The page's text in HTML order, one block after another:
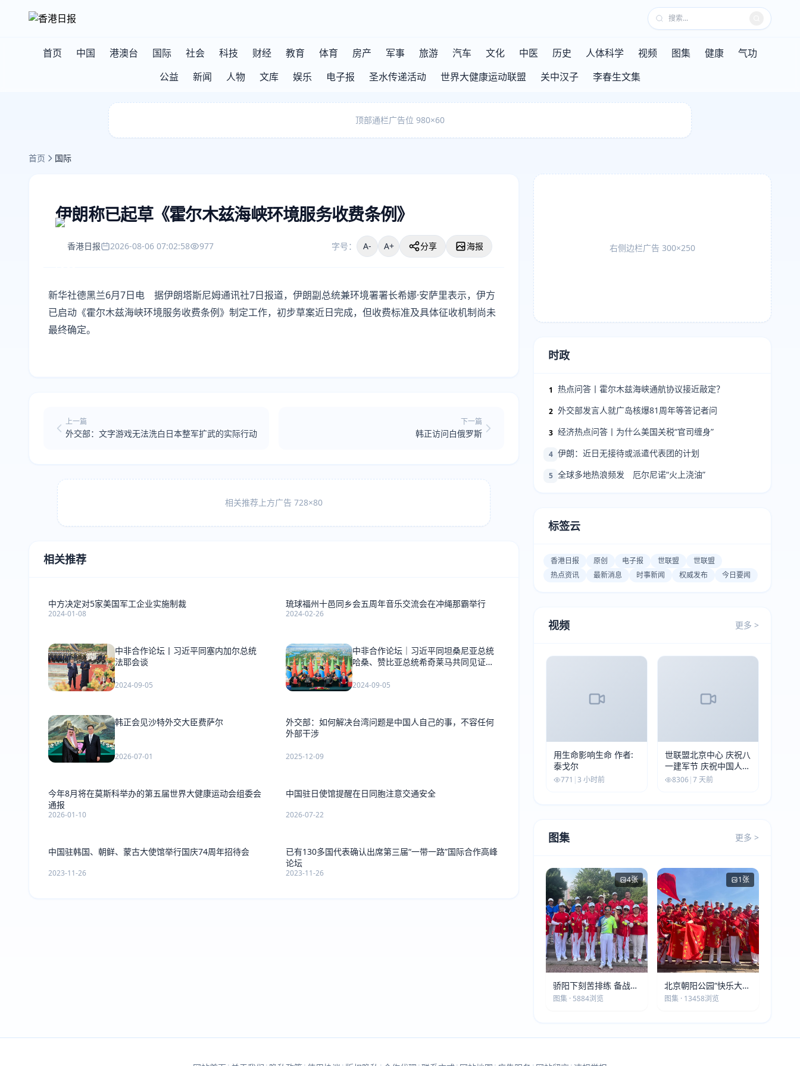
首页 中国 港澳台 国际 社会 科技 财经 教育 体育 房产 军事 旅游 汽车 文化 中医 历史 人体科学 视频 图集 健康
气功
公益
新闻 人物 文库 娱乐 电子报 圣水传递活动 世界大健康运动联盟 关中汉子 李春生文集
顶部通栏广告位 980×60
首页 国际
伊朗称已起草《霍尔木兹海峡环境服务收费条例》
香港日报 2026-08-06 07:02:58 977 字号： A- A+ 分享 海报
新华社德黑兰6月7日电 据伊朗塔斯尼姆通讯社7日报道，伊朗副总统兼环境署署长希娜·安萨里表示，伊方
已启动《霍尔木兹海峡环境服务收费条例》制定工作，初步草案近日完成，但收费标准及具体征收机制尚未
最终确定。
上一篇
外交部：文字游戏无法洗白日本整军扩武的实际行动
下一篇
韩正访问白俄罗斯
相关推荐上方广告 728×80
相关推荐
中方决定对5家美国军工企业实施制裁
2024-01-08
琉球福州十邑同乡会五周年音乐交流会在冲绳那霸举行
2024-02-26
中非合作论坛丨习近平同塞内加尔总统
法耶会谈
2024-09-05
中非合作论坛｜习近平同坦桑尼亚总统
哈桑、赞比亚总统希奇莱马共同见证签
2024-09-05
韩正会见沙特外交大臣费萨尔
2026-07-01
外交部：如何解决台湾问题是中国人自己的事，不容任何
外部干涉
2025-12-09
今年8月将在莫斯科举办的第五届世界大健康运动会组委会
通报
2026-01-10
中国驻日使馆提醒在日同胞注意交通安全
2026-07-22
中国驻韩国、朝鲜、蒙古大使馆举行国庆74周年招待会
2023-11-26
已有130多国代表确认出席第三届“一带一路”国际合作高峰
论坛
2023-11-26
右侧边栏广告 300×250
时政
1 热点问答丨霍尔木兹海峡通航协议接近敲定？
2 外交部发言人就广岛核爆81周年等答记者问
3 经济热点问答丨为什么美国关税“官司缠身”
4 伊朗：近日无接待或派遣代表团的计划
5 全球多地热浪频发 厄尔尼诺“火上浇油”
标签云
香港日报 原创 电子报 世联盟
世联盟
热点资讯
最新消息 时事新闻 权威发布 今日要闻
视频 更多 >
用生命影响生命 作者:
泰戈尔
771 |3 小时前
世联盟北京中心 庆祝八
一建军节 庆祝中国人民
解放军建军99周年
8306|7 天前
图集 更多 >
4张
骄阳下刻苦排练 备战第
五届莫斯科世界大健康
图集 · 5884浏览
1张
北京朝阳公园“快乐大本
营”建党105周年庆祝活
图集 · 13458浏览